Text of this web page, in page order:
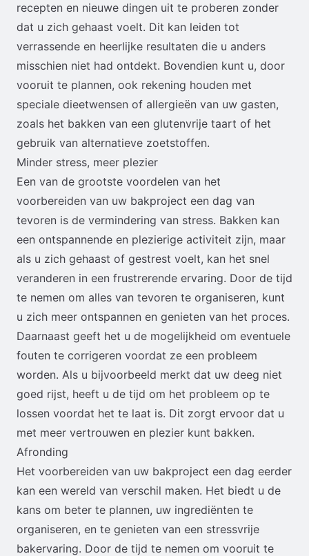
recepten en nieuwe dingen uit te proberen zonder
dat u zich gehaast voelt. Dit kan leiden tot
verrassende en heerlijke resultaten die u anders
misschien niet had ontdekt. Bovendien kunt u, door
vooruit te plannen, ook rekening houden met
speciale dieetwensen of allergieën van uw gasten,
zoals het bakken van een glutenvrije taart of het
gebruik van alternatieve zoetstoffen.
Minder stress, meer plezier
Een van de grootste voordelen van het
voorbereiden van uw bakproject een dag van
tevoren is de vermindering van stress. Bakken kan
een ontspannende en plezierige activiteit zijn, maar
als u zich gehaast of gestrest voelt, kan het snel
veranderen in een frustrerende ervaring. Door de tijd
te nemen om alles van tevoren te organiseren, kunt
u zich meer ontspannen en genieten van het proces.
Daarnaast geeft het u de mogelijkheid om eventuele
fouten te corrigeren voordat ze een probleem
worden. Als u bijvoorbeeld merkt dat uw deeg niet
goed rijst, heeft u de tijd om het probleem op te
lossen voordat het te laat is. Dit zorgt ervoor dat u
met meer vertrouwen en plezier kunt bakken.
Afronding
Het voorbereiden van uw bakproject een dag eerder
kan een wereld van verschil maken. Het biedt u de
kans om beter te plannen, uw ingrediënten te
organiseren, en te genieten van een stressvrije
bakervaring. Door de tijd te nemen om vooruit te